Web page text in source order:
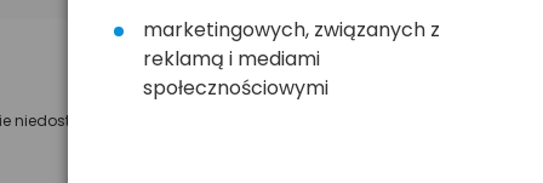
niedostępny
Powiadom mnie o dostępności
marketingowych, związanych z
reklamą i mediami
społecznościowymi